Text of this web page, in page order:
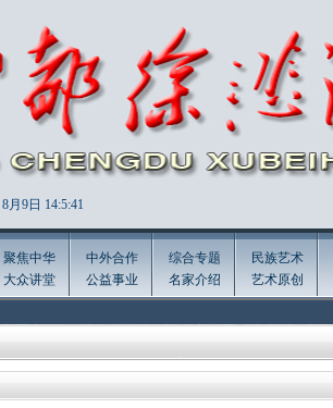
8月9日 14:5:41
聚焦中华
大众讲堂
中外合作
公益事业
综合专题
名家介绍
民族艺术
艺术原创